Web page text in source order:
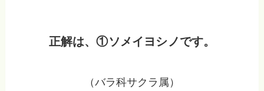
正解は、①ソメイヨシノです。
（バラ科サクラ属）